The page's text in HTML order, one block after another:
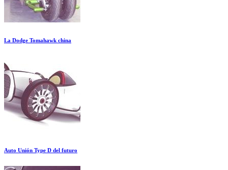
La Dodge Tomahawk china
Auto Unión Type D del futuro